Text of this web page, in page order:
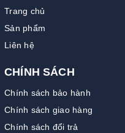
Trang chủ
Sản phẩm
Liên hệ
CHÍNH SÁCH
Chính sách bảo hành
Chính sách giao hàng
Chính sách đổi trả